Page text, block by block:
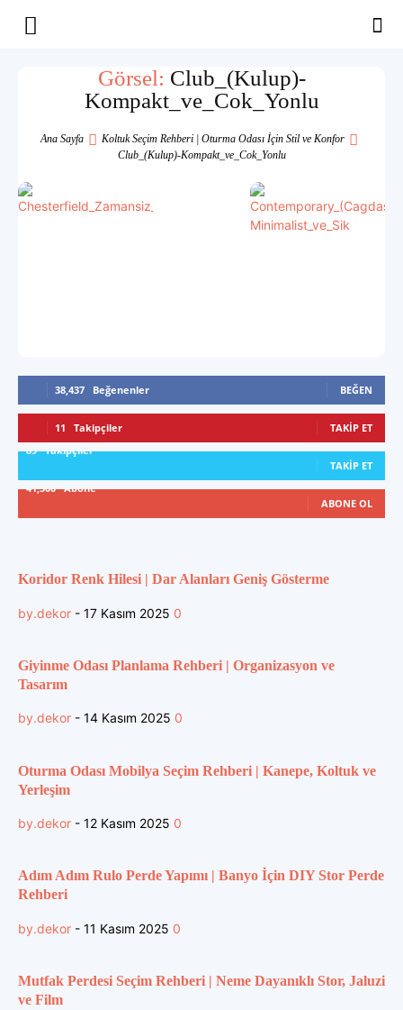
Yaşam
İlham
Görsel: Club_(Kulup)-
Kompakt_ve_Cok_Yonlu
Ana Sayfa
Koltuk Seçim Rehberi | Oturma Odası İçin Stil ve Konfor
Club_(Kulup)-Kompakt_ve_Cok_Yonlu
38,437 Beğenenler BEĞEN
11 Takipçiler
TAKIP ET
89 Takipçiler
TAKIP ET
41,300 Abone
ABONE OL
Koridor Renk Hilesi | Dar Alanları Geniş Gösterme
by.dekor - 17 Kasım 2025 0
Giyinme Odası Planlama Rehberi | Organizasyon ve
Tasarım
by.dekor - 14 Kasım 2025 0
Oturma Odası Mobilya Seçim Rehberi | Kanepe, Koltuk ve
Yerleşim
by.dekor - 12 Kasım 2025 0
Adım Adım Rulo Perde Yapımı | Banyo İçin DIY Stor Perde
Rehberi
by.dekor - 11 Kasım 2025 0
Mutfak Perdesi Seçim Rehberi | Neme Dayanıklı Stor, Jaluzi
ve Film